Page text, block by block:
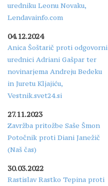
uredniku Leonu Novaku,
Lendavainfo.com
04.12.2024
Anica Šoštarič proti odgovorni
urednici Adriani Gašpar ter
novinarjema Andreju Bedeku
in Juretu Kljajiću,
Vestnik.svet24.si
27.11.2023
Zavržba pritožbe Saše Šmon
Potočnik proti Diani Janežič
(Naš čas)
30.03.2022
Rastislav Rastko Tepina proti